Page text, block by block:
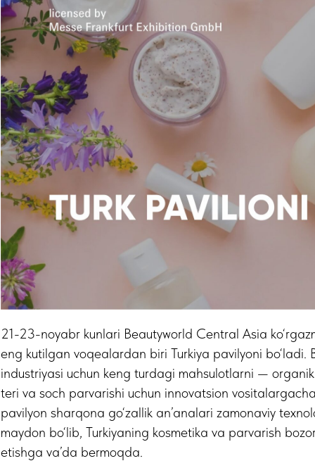
21-23-noyabr kunlari Beautyworld Central Asia
eng kutilgan voqealardan biri Turkiya pavilyoni bo‘ladi.
industriyasi uchun keng turdagi mahsulotlarni —
teri va soch parvarishi uchun innovatsion
pavilyon sharqona go‘zallik an’analari zamonaviy
maydon bo‘lib, Turkiyaning kosmetika va parvarish
etishga va’da bermoqda.